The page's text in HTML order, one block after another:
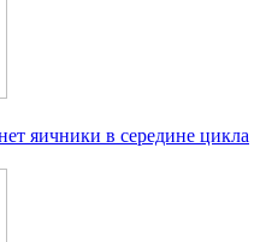
яичники в середине цикла